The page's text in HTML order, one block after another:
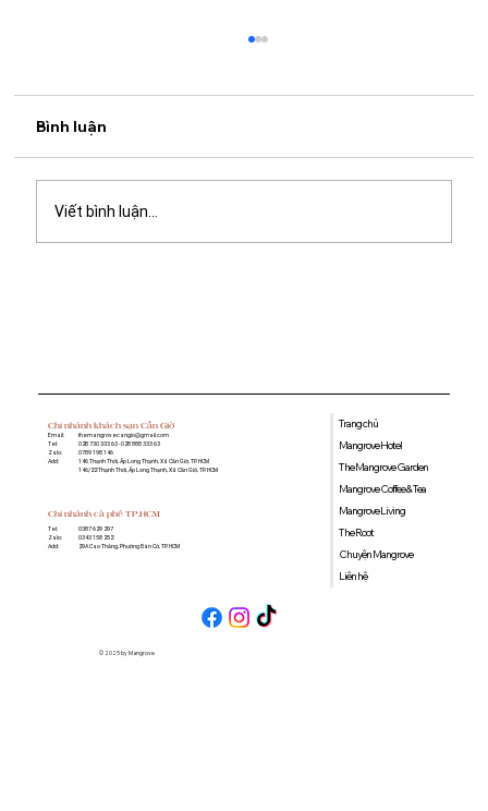
Bình luận
Viết bình luận...
Chi nhánh khách sạn Cần Giờ
Email:
Tel:
Zalo:
Add:
themangrovecangio@gmail.com
028 730 333 63 - 028 888 333 63
0789 198 146
146 Thạnh Thới, Ấp Long Thạnh, Xã Cần Giờ, TP. HCM
146/22 Thạnh Thới, Ấp Long Thạnh, Xã Cần Giờ, TP. HCM
Trang chủ
Mangrove Hotel
The Mangrove Garden
Mangrove Coffee & Tea
Mangrove Living
The Root
Chuyện Mangrove
Liên hệ
Chi nhánh cà phê TP.HCM
Tel:
Zalo:
Add:
0387 629 297
0343 158 252
29A Cao Thắng, Phường Bàn Cờ, TP. HCM
© 2025 by Mangrove